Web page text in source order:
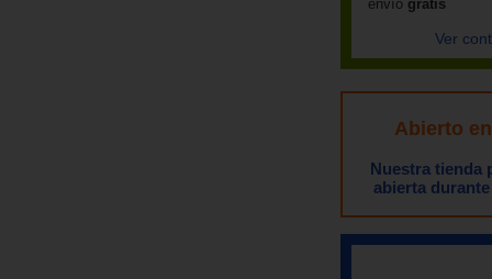
envío gratis
Ver
Abierto
Nuestra tienda
abierta